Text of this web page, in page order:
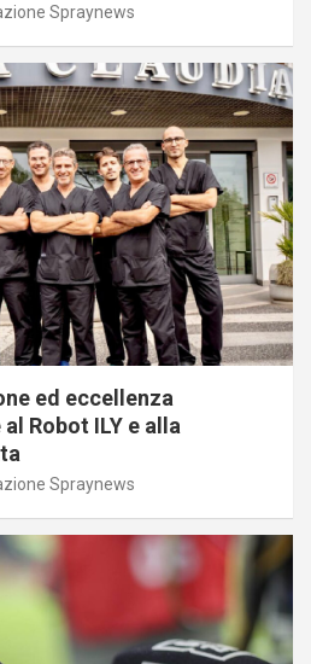
Spraynews
ed eccellenza
Robot ILY e alla
Spraynews